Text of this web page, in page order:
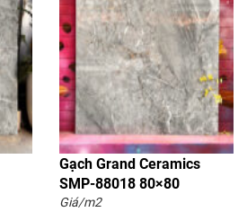
Gạch Grand Ceramics
SMP-88018 80×80
Giá/m2